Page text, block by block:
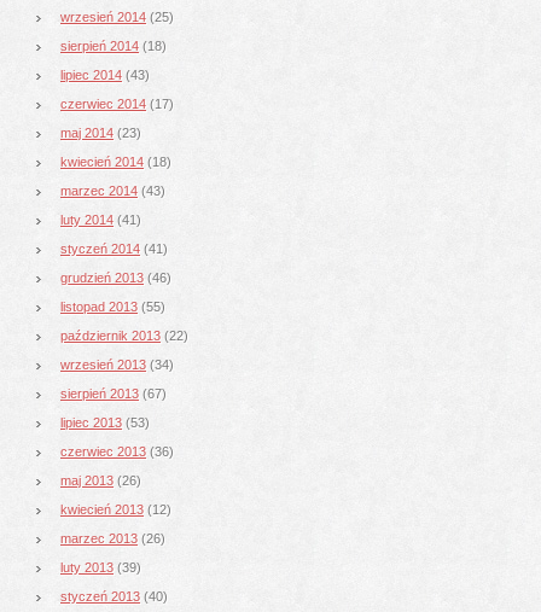
wrzesień 2014 (25)
sierpień 2014 (18)
lipiec 2014 (43)
czerwiec 2014 (17)
maj 2014 (23)
kwiecień 2014 (18)
marzec 2014 (43)
luty 2014 (41)
styczeń 2014 (41)
grudzień 2013 (46)
listopad 2013 (55)
październik 2013 (22)
wrzesień 2013 (34)
sierpień 2013 (67)
lipiec 2013 (53)
czerwiec 2013 (36)
maj 2013 (26)
kwiecień 2013 (12)
marzec 2013 (26)
luty 2013 (39)
styczeń 2013 (40)